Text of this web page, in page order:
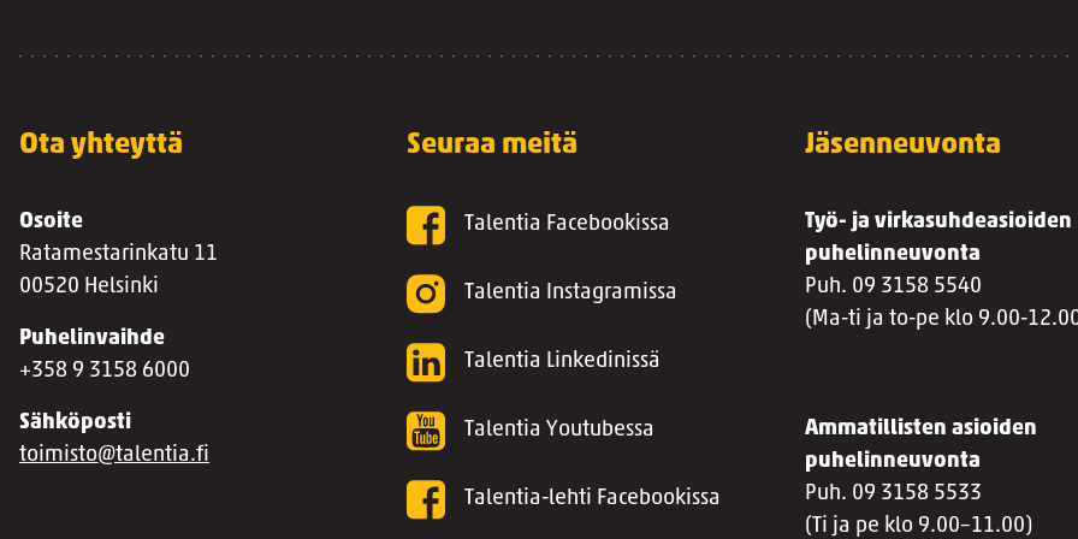
Ota yhteyttä
Osoite
Ratamestarinkatu 11
00520 Helsinki
Puhelinvaihde
+358 9 3158 6000
Sähköposti
toimisto@talentia.fi
Seuraa meitä
Talentia Facebookissa
Talentia Instagramissa
Talentia Linkedinissä
Talentia Youtubessa
Talentia-lehti Facebookissa
Jäsenneuvonta
Työ- ja virkasuhdeasioiden
puhelinneuvonta
Puh. 09 3158 5540
(Ma-ti ja to-pe klo 9.00-
Ammatillisten asioiden
puhelinneuvonta
Puh. 09 3158 5533
(Ti ja pe klo 9.00–11.00)